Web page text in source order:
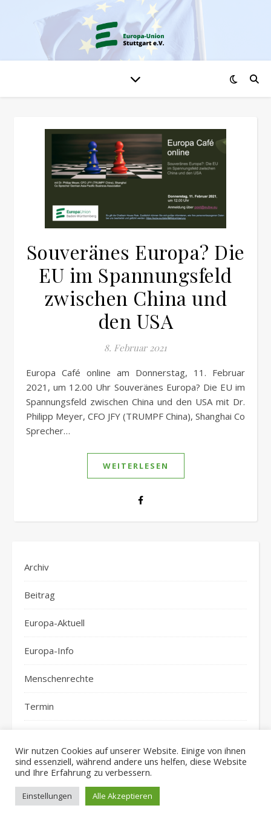
Souveränes Europa? Die
EU im Spannungsfeld
zwischen China und
den USA
8. Februar 2021
Europa Café online am Donnerstag, 11. Februar
2021, um 12.00 Uhr Souveränes Europa? Die EU im
Spannungsfeld zwischen China und den USA mit Dr.
Philipp Meyer, CFO JFY (TRUMPF China), Shanghai Co
Sprecher…
WEITERLESEN
Archiv
Beitrag
Europa-Aktuell
Europa-Info
Menschenrechte
Termin
Ashe Theme vonWP Royal
Wir nutzen Cookies auf unserer Website. Einige von ihnen
sind essenziell, während andere uns helfen, diese Website
und Ihre Erfahrung zu verbessern.
Einstellungen Alle Akzeptieren